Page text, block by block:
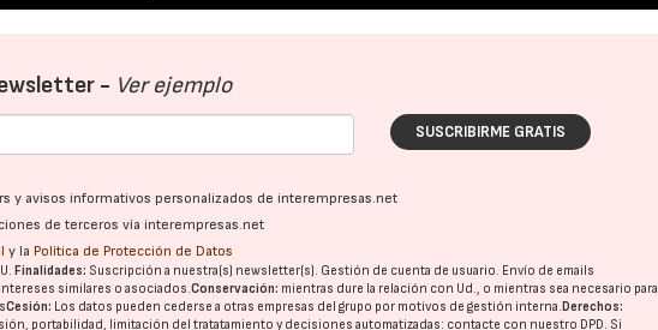
- Ver ejemplo
SUSCRIBIRME GRATIS
y avisos informativos personalizados de interempresas.net
de terceros vía interempresas.net
y la Política de Protección de Datos
Finalidades: Suscripción a nuestra(s) newsletter(s). Gestión de cuenta de usuario. Envío de emails
similares o asociados.Conservación: mientras dure la relación con Ud., o mientras sea necesario para
Cesión: Los datos pueden cederse a otras empresas del grupo por motivos de gestión interna.Derechos:
portabilidad, limitación del tratatamiento y decisiones automatizadas: contacte con nuestro DPD. Si